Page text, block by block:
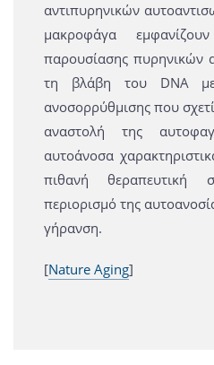
αντιπυρηνικών
μακροφάγα
παρουσίασης πυρηνικών
τη βλάβη του DNA
ανοσορρύθμισης που
αναστολή της
αυτοάνοσα
πιθανή θεραπευτική
περιορισμό της
γήρανση.
[Nature Aging]